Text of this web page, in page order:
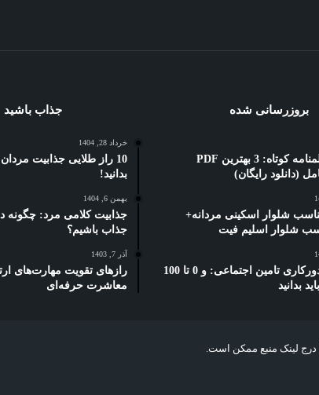
بروزرسانی شده
نوشتن فیلمنامه کوتاه: 3 بهترین PDF
(دانلود رایگان)
شلوار اسکینی مردانه+
شلوار اسلیم فیت
بخشنامه دورکاری تامین اجتماعی: و 0 تا 100
بدانید
جذاب باشید
خرداد 28, 1404
10 راز طلایی جذابیت
بدانید!
بهمن 6, 1404
جذابیت کلامی مرد:
جذاب باشیم؟
آذر 7, 1403
رازهای تقویت مهارت‌های
معاشرت حرفه‌ای
درج لینک منبع ممکن است.